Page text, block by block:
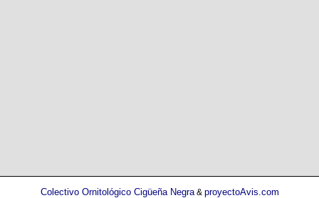
Colectivo Ornitológico Cigüeña Negra& proyectoAvis.com